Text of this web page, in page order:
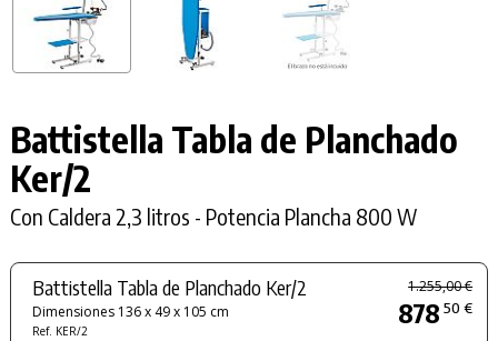
Battistella Tabla de Planchado
Ker/2
Con Caldera 2,3 litros - Potencia Plancha 800 W
Battistella Tabla de Planchado Ker/2
Dimensiones 136 x 49 x 105 cm
Ref. KER/2
1.255,00 €
878 50 €